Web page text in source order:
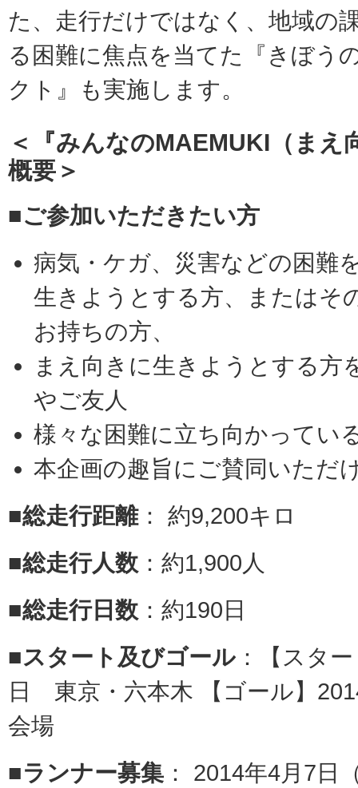
た、走行だけではなく、地域の
る困難に焦点を当てた『きぼう
クト』も実施します。
＜『みんなのMAEMUKI（ま
概要＞
■ご参加いただきたい方
病気・ケガ、災害などの困難
生きようとする方、またはそ
お持ちの方、
まえ向きに生きようとする方
やご友人
様々な困難に立ち向かってい
本企画の趣旨にご賛同いただ
■総走行距離： 約9,200キロ
■総走行人数 ：約1,900人
■総走行日数 ：約190日
■スタート及びゴール ：【スタ
日 東京・六本木 【ゴール】
会場
■ランナー募集 ： 2014年4月7日